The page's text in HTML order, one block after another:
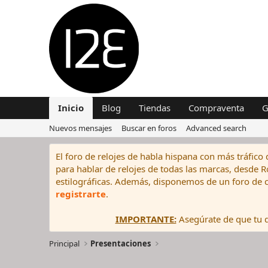
Inicio Blog Tiendas Compraventa
Nuevos mensajes Buscar en foros Advanced search
El foro de relojes de habla hispana con más
para hablar de relojes de todas las marcas, desde
estilográficas. Además, disponemos de un foro
registrarte.
IMPORTANTE:Asegúrate de que tu
Principal Presentaciones